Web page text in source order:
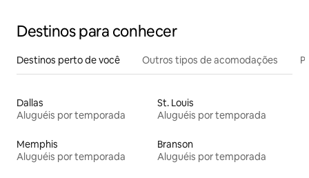
Destinos para conhecer
Destinos perto de você Outros tipos de acomodações
Dallas
Aluguéis por temporada
St. Louis
Aluguéis por temporada
Memphis
Aluguéis por temporada
Branson
Aluguéis por temporada